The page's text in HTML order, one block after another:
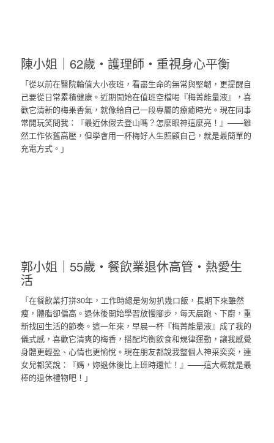
陳小姐｜62歲・護理師・重視身心平衡
「從以前在醫院輪值大小夜班，看盡生命的無常與堅韌，更提醒自
己要從日常累積健康。近期開始在值班空檔喝『梅菁能量液』，喜
歡它清新的梅果香氣，就像給自己一段專屬的療癒時光。現在同事
常開玩笑問我：『最近休假去登山嗎？怎麼眼神這麼亮！』——雖
然工作依舊高壓，但學會用一杯梅好人生照顧自己，就是最簡單的
充電方式。」
郭小姐｜55歲・餐飲業退休高管・熱愛生
活
「在餐飲業打拼30年，工作時總是匆匆扒幾口飯，長期下來雖然
瘦，體脂卻偏高。退休後開始學習放慢腳步，每天晨跑、下廚，重
新找回生活的節奏。這一年來，早晨一杯『梅菁能量液』成了我的
儀式感，喜歡它清爽的梅香，搭配均衡飲食和規律運動，讓我感覺
身體更輕盈、心情也更愉悅。現在朋友都說我整個人神采奕奕，連
女兒都笑說：『媽，妳退休後比上班時還忙！』——這大概就是最
棒的退休禮物吧！」